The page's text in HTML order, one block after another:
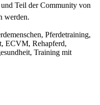
Teil der Community von
werden.
Pferdetraining,
ECVM, Rehapferd,
Training mit